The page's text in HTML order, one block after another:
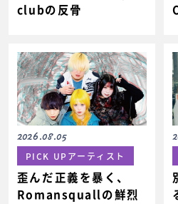
clubの反骨
2026.08.05
PICK UPアーティスト
歪んだ正義を暴く、
Romansquallの鮮烈